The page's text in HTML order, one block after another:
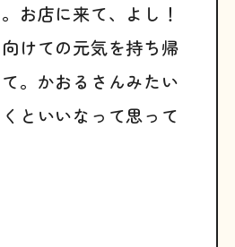
お店に来て、よし！
けての元気を持ち帰
。かおるさんみたい
といいなって思って